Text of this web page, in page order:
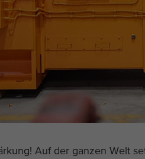
Auf der ganzen Welt